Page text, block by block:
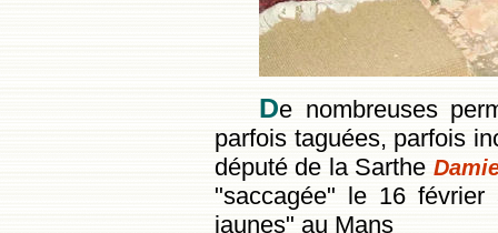
De nombreuses
parfois taguées, parfois
député de la Sarthe
"saccagée" le 16 février
jaunes" au Mans